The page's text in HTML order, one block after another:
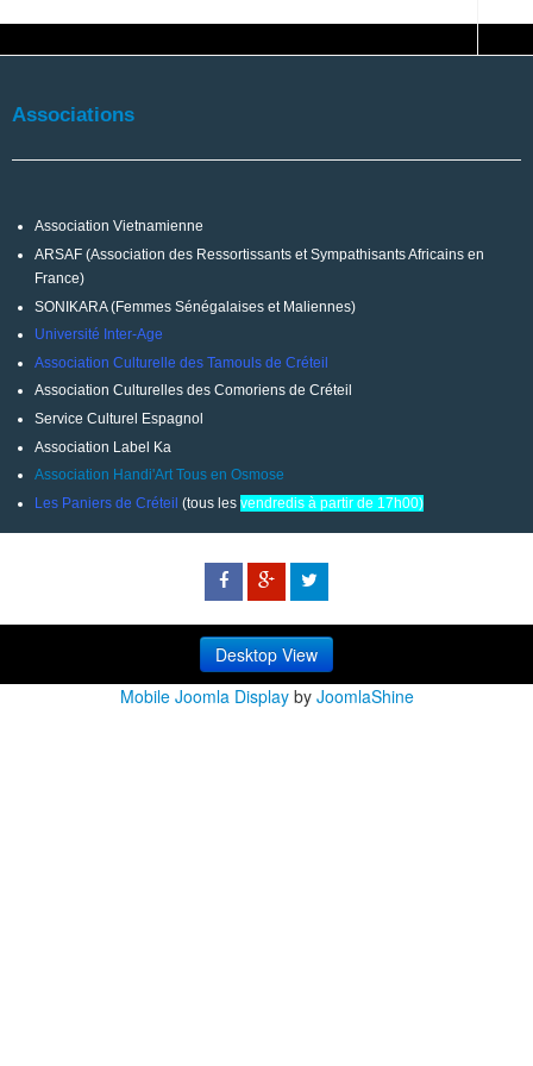
Associations
Association Vietnamienne
ARSAF (Association des Ressortissants et Sympathisants Africains en
France)
SONIKARA (Femmes Sénégalaises et Maliennes)
Université Inter-Age
Association Culturelle des Tamouls de Créteil
Association Culturelles des Comoriens de Créteil
Service Culturel Espagnol
Association Label Ka
Association Handi'Art Tous en Osmose
Les Paniers de Créteil (tous lesvendredis à partir de 17h00)
Desktop View
Mobile Joomla Displayby JoomlaShine